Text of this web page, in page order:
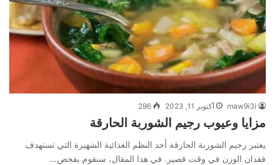
maw9i3i أكتوبر 11, 2023 296
مزايا وعيوب رجيم الشوربة الحارقة
يعتبر رجيم الشوربة الحارقة أحد النظم الغذائية الشهيرة التي تستهدف
فقدان الوزن في وقت قصير. في هذا المقال، سنقوم بفحص…